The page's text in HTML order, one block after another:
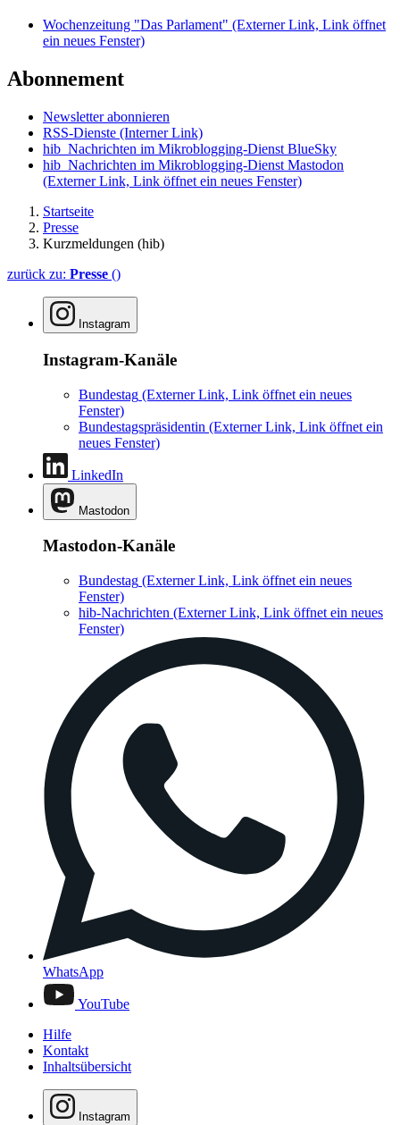
Wochenzeitung "Das Parlament" (Externer Link, Link öffnet
ein neues Fenster)
Abonnement
Newsletter abonnieren
RSS-Dienste (Interner Link)
hib_Nachrichten im Mikroblogging-Dienst BlueSky
hib_Nachrichten im Mikroblogging-Dienst Mastodon
(Externer Link, Link öffnet ein neues Fenster)
Startseite
Presse
Kurzmeldungen (hib)
zurück zu: Presse ()
Instagram
Instagram-Kanäle
Bundestag (Externer Link, Link öffnet ein neues
Fenster)
Bundestagspräsidentin (Externer Link, Link öffnet ein
neues Fenster)
LinkedIn
Mastodon
Mastodon-Kanäle
Bundestag (Externer Link, Link öffnet ein neues
Fenster)
hib-Nachrichten (Externer Link, Link öffnet ein neues
Fenster)
WhatsApp
YouTube
Hilfe
Kontakt
Inhaltsübersicht
Instagram